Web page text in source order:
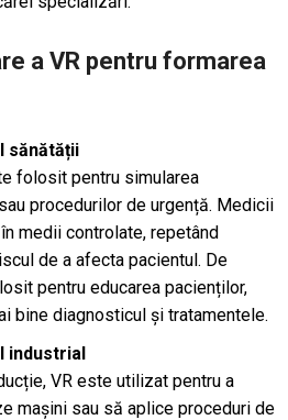
a VR pentru formarea
sănătății
folosit pentru simularea
procedurilor de urgență. Medicii
medii controlate, repetând
de a afecta pacientul. De
pentru educarea pacienților,
bine diagnosticul și tratamentele.
industrial
VR este utilizat pentru a
mașini sau să aplice proceduri de